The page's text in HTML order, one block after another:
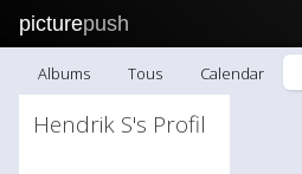
picturepush
Albums Tous Calendar
Hendrik S's Profil